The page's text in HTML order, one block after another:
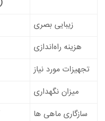
(FOWLR)
زیبایی بصری
هزینه راه‌اندازی
تجهیزات مورد نیاز
میزان نگهداری
سازگاری ماهی‌ ها